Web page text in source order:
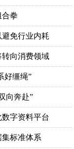
拳
免行业内耗
向消费领域
好缰绳”
向奔赴”
字资料平台
标准体系